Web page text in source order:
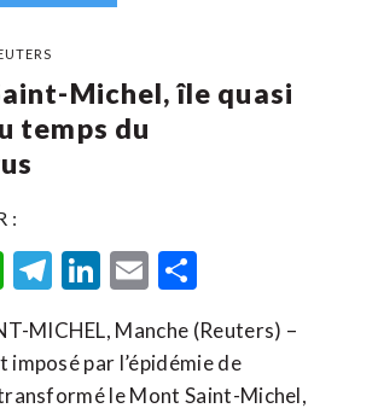
Michel, île quasi
temps du
:
WhatsApp
Telegram
LinkedIn
Email
MICHEL, Manche (Reuters) –
imposé par l’épidémie de
le Mont Saint-Michel,